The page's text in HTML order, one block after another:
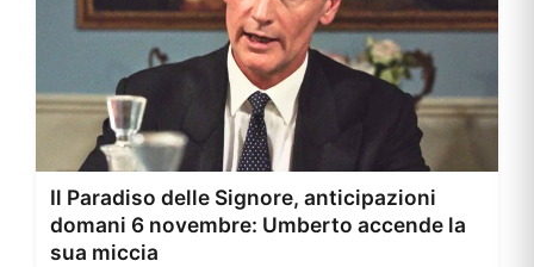
Il Paradiso delle Signore, anticipazioni
domani 6 novembre: Umberto accende la
sua miccia